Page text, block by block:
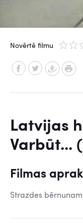
Novērtē filmu
Latvijas
Varbūt...
Filmas
Strazdes